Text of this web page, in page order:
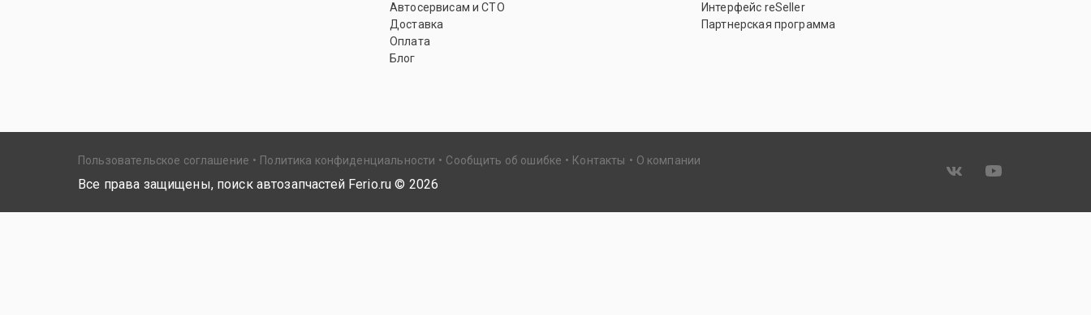
Автосервисам и СТО
Доставка
Оплата
Блог
Интерфейс reSeller
Партнерская программа
Пользовательское соглашение Политика конфиденциальности Сообщить об ошибке Контакты О компании
Все права защищены, поиск автозапчастей Ferio.ru © 2026